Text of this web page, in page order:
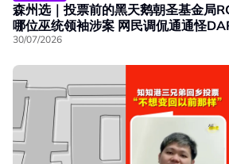
森州选｜投票前的黑天鹅朝圣基金局
哪位巫统领袖涉案 网民调侃通通怪
30/07/2026